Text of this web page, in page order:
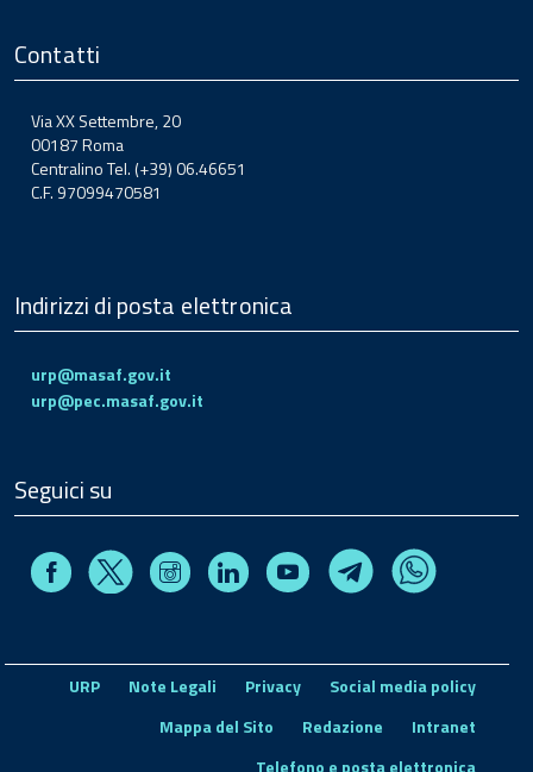
Contatti
Via XX Settembre, 20
00187 Roma
Centralino Tel. (+39) 06.46651
C.F. 97099470581
Indirizzi di posta elettronica
urp@masaf.gov.it
urp@pec.masaf.gov.it
Seguici su
FacebookX InstagramLinkedin Youtube TelegramWhatsapp
URP Note Legali Privacy
Social media policy
Mappa del Sito
Redazione
Intranet
Telefono e posta elettronica